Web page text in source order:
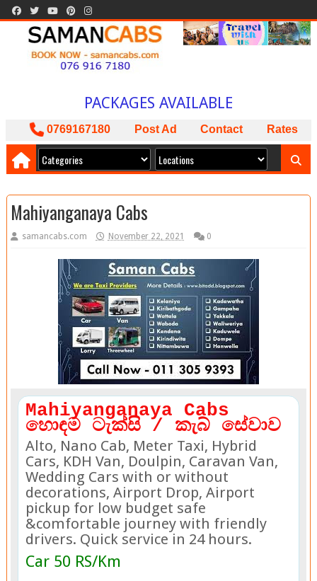
BOOK NOW
ISLAND WIDE SERVICE
ඔබට අවශ්‍ය කාර් ලොරි බස් අඩුම මිලට
අපෙන් !
0769167180 Post Ad Contact Rates
Mahiyanganaya Cabs
samancabs.com November 22, 2021 0
Mahiyanganaya Cabs
හොඳම ටැක්සි / කැබ් සේවාව
Alto, Nano Cab, Meter Taxi, Hybrid
Cars, KDH Van, Doulpin, Caravan Van,
Wedding Cars with or without
decorations, Airport Drop, Airport
pickup for low budget safe
&comfortable journey with friendly
drivers. Quick service in 24 hours.
Car 50 RS/Km